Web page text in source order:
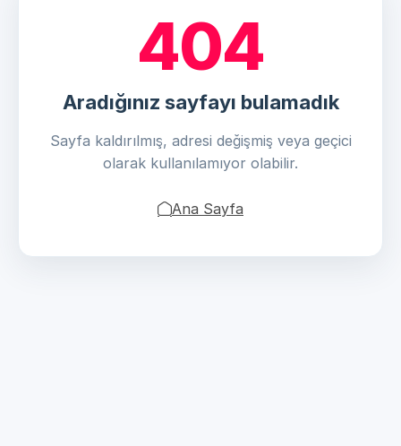
404
Aradığınız sayfayı bulamadık
Sayfa kaldırılmış, adresi değişmiş veya geçici
olarak kullanılamıyor olabilir.
Ana Sayfa